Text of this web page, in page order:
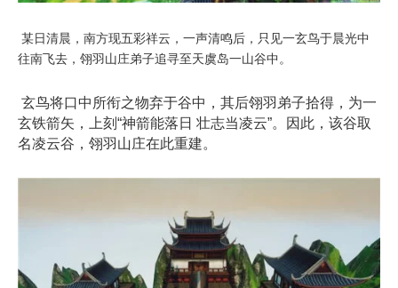
某日清晨，南方现五彩祥云，一声清鸣后，只见一玄鸟于晨光中
往南飞去，翎羽山庄弟子追寻至天虞岛一山谷中。
玄鸟将口中所衔之物弃于谷中，其后翎羽弟子拾得，为一
玄铁箭矢，上刻“神箭能落日 壮志当凌云”。因此，该谷取
名凌云谷，翎羽山庄在此重建。